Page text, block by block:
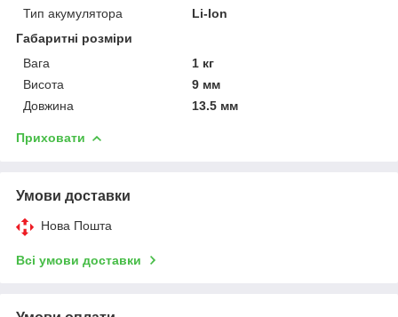
Тип акумулятора
Li-Ion
Габаритні розміри
Вага
1 кг
Висота
9 мм
Довжина
13.5 мм
Приховати
Умови доставки
Нова Пошта
Всі умови доставки